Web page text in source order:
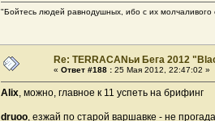
"Бойтесь людей равнодушных, ибо с их молчаливого
Re: TERRACANьи Бега 2012
« Ответ #188 : 25 Мая 2012, 22:47:02 »
Alix, можно, главное к 11 успеть на брифинг
druoo, езжай по старой варшавке - не